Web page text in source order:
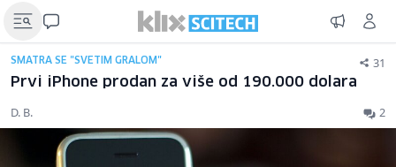
SMATRA SE "SVETIM GRALOM" 31
Prvi iPhone prodan za više od 190.000 dolara
D. B. 2